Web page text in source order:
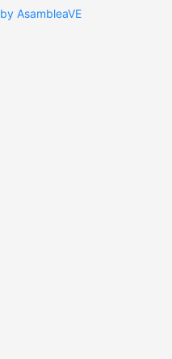
AsambleaVE